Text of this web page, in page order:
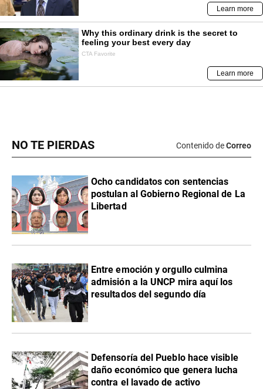
NO TE PIERDAS Contenido deCorreo
Ocho candidatos con sentencias
postulan al Gobierno Regional de La
Libertad
Entre emoción y orgullo culmina
admisión a la UNCP mira aquí los
resultados del segundo día
Defensoría del Pueblo hace visible
daño económico que genera lucha
contra el lavado de activo